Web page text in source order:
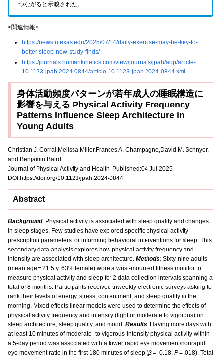
つながると示唆された。
<関連情報>
https://news.utexas.edu/2025/07/14/daily-exercise-may-be-key-to-
better-sleep-new-study-finds/
https://journals.humankinetics.com/view/journals/jpah/aop/article-
10.1123-jpah.2024-0844/article-10.1123-jpah.2024-0844.xml
身体活動頻度パターンが若年成人の睡眠構造に
影響を与える Physical Activity Frequency
Patterns Influence Sleep Architecture in
Young Adults
Christian J. Corral,Melissa Miller,Frances A. Champagne,David M. Schnyer,
and Benjamin Baird
Journal of Physical Activity and Health Published:04 Jul 2025
DOI:https://doi.org/10.1123/jpah.2024-0844
Abstract
Background: Physical activity is associated with sleep quality and changes
in sleep stages. Few studies have explored specific physical activity
prescription parameters for informing behavioral interventions for sleep. This
secondary data analysis explores how physical activity frequency and
intensity are associated with sleep architecture. Methods: Sixty-nine adults
(mean age = 21.5 y, 63% female) wore a wrist-mounted fitness monitor to
measure physical activity and sleep for 2 data collection intervals spanning a
total of 8 months. Participants received triweekly electronic surveys asking to
rank their levels of energy, stress, contentment, and sleep quality in the
morning. Mixed effects linear models were used to determine the effects of
physical activity frequency and intensity (light or moderate to vigorous) on
sleep architecture, sleep quality, and mood. Results: Having more days with
at least 10 minutes of moderate- to vigorous-intensity physical activity within
a 5-day period was associated with a lower rapid eye movement/nonrapid
eye movement ratio in the first 180 minutes of sleep (β= -0.18, P= .018). Total